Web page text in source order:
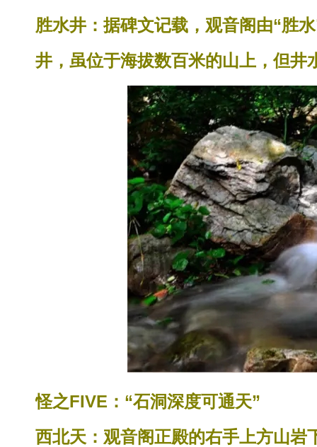
胜水井：据碑文记载，观音阁由“胜
井，虽位于海拔数百米的山上，但井
怪之FIVE：“石洞深度可通天”
西北天：观音阁正殿的右手上方山岩